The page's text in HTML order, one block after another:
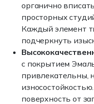
органично
просторных
Каждый элемент
подчеркнуть
с покрытием
привлекательны,
поверхность от